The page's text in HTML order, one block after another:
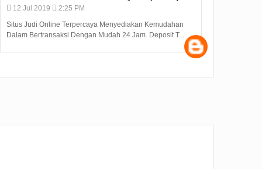
12 Jul 2019
2:12 PM
Judi Deposit Ovo semakin booming di dunia judi online
dengan minimal deposit 10.000 Yuukkkk gabung j...